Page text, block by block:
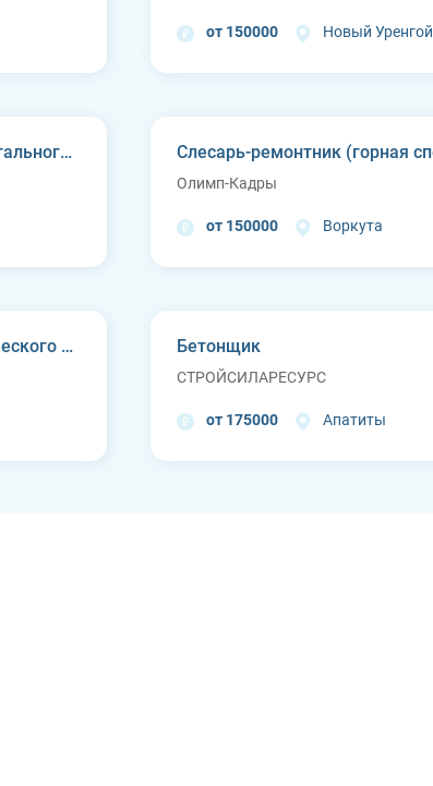
от 150000 Новый Уренгой
Помощник бурильщика капитального ремонта скважин (КРС)
Олимп-Кадры
от 150000 Воркута
Старший мастер гидротехнического цеха Курейской ГЭС (п. Светлогорск) Бетонщик
СТРОЙСИЛАРЕСУРС
от 175000 Апатиты